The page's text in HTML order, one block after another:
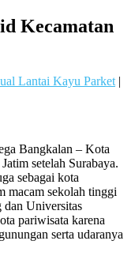
Kecamatan
Lantai Kayu Parket |
Bangkalan – Kota
setelah Surabaya.
sebagai kota
macam sekolah tinggi
dan Universitas
pariwisata karena
serta udaranya